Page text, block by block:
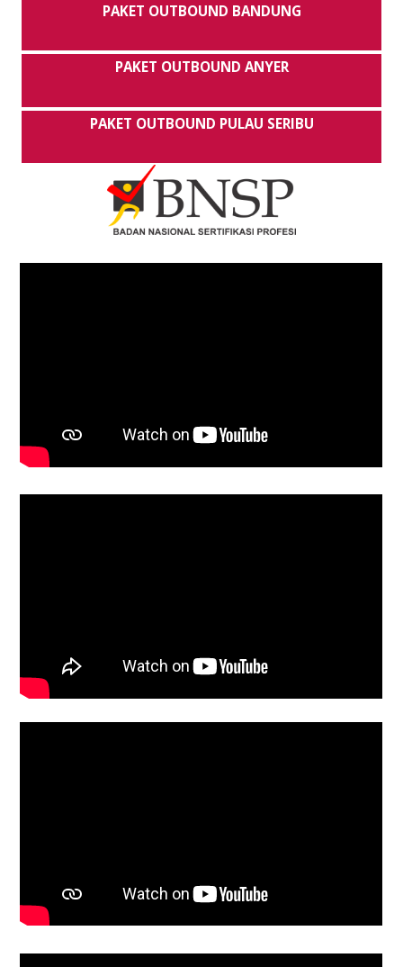
PAKET OUTBOUND BANDUNG
PAKET OUTBOUND ANYER
PAKET OUTBOUND PULAU SERIBU